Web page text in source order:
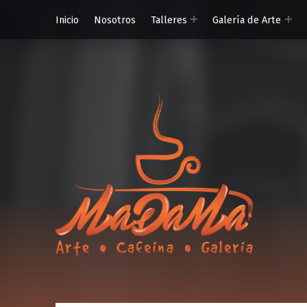
Inicio
Nosotros Talleres Galería de Arte